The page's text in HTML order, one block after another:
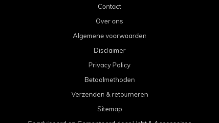
Contact
Over ons
Algemene voorwaarden
Disclaimer
Privacy Policy
Betaalmethoden
Verzenden & retourneren
Sitemap